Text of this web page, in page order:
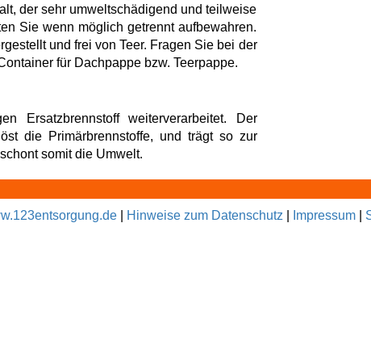
der sehr umweltschädigend und teilweise
Sie wenn möglich getrennt aufbewahren.
und frei von Teer. Fragen Sie bei der
für Dachpappe bzw. Teerpappe.
Ersatzbrennstoff weiterverarbeitet. Der
die Primärbrennstoffe, und trägt so zur
somit die Umwelt.
| Hinweise zum Datenschutz Impressum|